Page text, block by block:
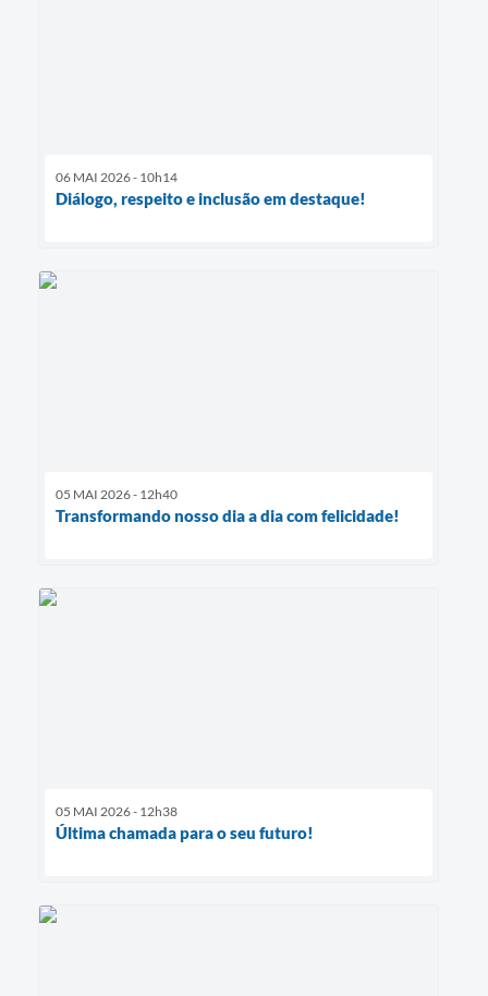
06 MAI 2026 - 10h14
Diálogo, respeito e inclusão em destaque!
05 MAI 2026 - 12h40
Transformando nosso dia a dia com felicidade!
05 MAI 2026 - 12h38
Última chamada para o seu futuro!